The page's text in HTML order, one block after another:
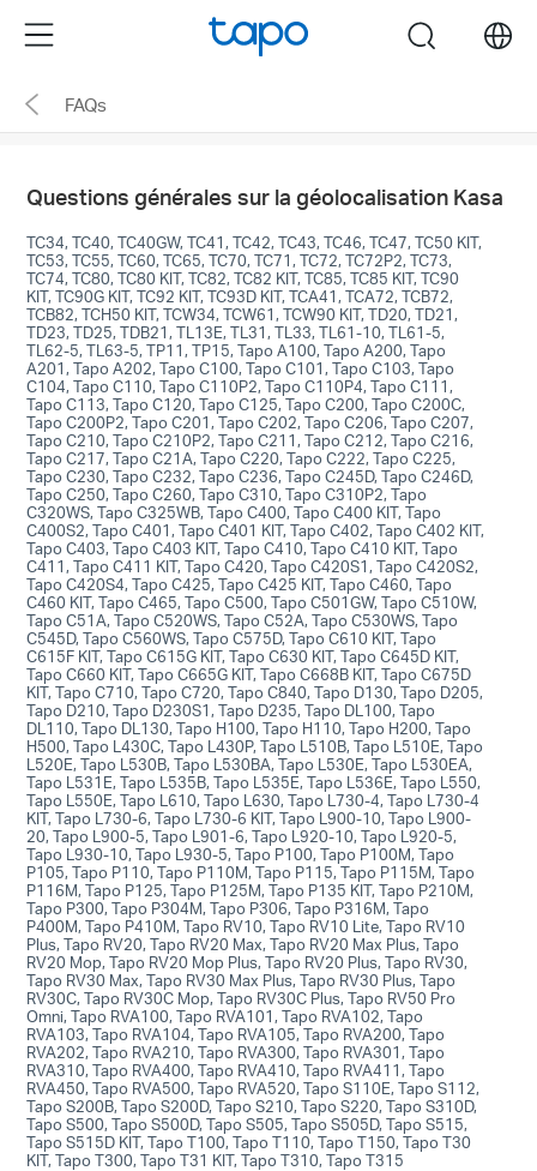
the
navigation
Menu search
FAQs
Questions générales sur la géolocalisation Kasa
TC34, TC40, TC40GW, TC41, TC42, TC43, TC46, TC47, TC50 KIT,
TC53, TC55, TC60, TC65, TC70, TC71, TC72, TC72P2, TC73,
TC74, TC80, TC80 KIT, TC82, TC82 KIT, TC85, TC85 KIT, TC90
KIT, TC90G KIT, TC92 KIT, TC93D KIT, TCA41, TCA72, TCB72,
TCB82, TCH50 KIT, TCW34, TCW61, TCW90 KIT, TD20, TD21,
TD23, TD25, TDB21, TL13E, TL31, TL33, TL61-10, TL61-5,
TL62-5, TL63-5, TP11, TP15, Tapo A100, Tapo A200, Tapo
A201, Tapo A202, Tapo C100, Tapo C101, Tapo C103, Tapo
C104, Tapo C110, Tapo C110P2, Tapo C110P4, Tapo C111,
Tapo C113, Tapo C120, Tapo C125, Tapo C200, Tapo C200C,
Tapo C200P2, Tapo C201, Tapo C202, Tapo C206, Tapo C207,
Tapo C210, Tapo C210P2, Tapo C211, Tapo C212, Tapo C216,
Tapo C217, Tapo C21A, Tapo C220, Tapo C222, Tapo C225,
Tapo C230, Tapo C232, Tapo C236, Tapo C245D, Tapo C246D,
Tapo C250, Tapo C260, Tapo C310, Tapo C310P2, Tapo
C320WS, Tapo C325WB, Tapo C400, Tapo C400 KIT, Tapo
C400S2, Tapo C401, Tapo C401 KIT, Tapo C402, Tapo C402 KIT,
Tapo C403, Tapo C403 KIT, Tapo C410, Tapo C410 KIT, Tapo
C411, Tapo C411 KIT, Tapo C420, Tapo C420S1, Tapo C420S2,
Tapo C420S4, Tapo C425, Tapo C425 KIT, Tapo C460, Tapo
C460 KIT, Tapo C465, Tapo C500, Tapo C501GW, Tapo C510W,
Tapo C51A, Tapo C520WS, Tapo C52A, Tapo C530WS, Tapo
C545D, Tapo C560WS, Tapo C575D, Tapo C610 KIT, Tapo
C615F KIT, Tapo C615G KIT, Tapo C630 KIT, Tapo C645D KIT,
Tapo C660 KIT, Tapo C665G KIT, Tapo C668B KIT, Tapo C675D
KIT, Tapo C710, Tapo C720, Tapo C840, Tapo D130, Tapo D205,
Tapo D210, Tapo D230S1, Tapo D235, Tapo DL100, Tapo
DL110, Tapo DL130, Tapo H100, Tapo H110, Tapo H200, Tapo
H500, Tapo L430C, Tapo L430P, Tapo L510B, Tapo L510E, Tapo
L520E, Tapo L530B, Tapo L530BA, Tapo L530E, Tapo L530EA,
Tapo L531E, Tapo L535B, Tapo L535E, Tapo L536E, Tapo L550,
Tapo L550E, Tapo L610, Tapo L630, Tapo L730-4, Tapo L730-4
KIT, Tapo L730-6, Tapo L730-6 KIT, Tapo L900-10, Tapo L900-
20, Tapo L900-5, Tapo L901-6, Tapo L920-10, Tapo L920-5,
Tapo L930-10, Tapo L930-5, Tapo P100, Tapo P100M, Tapo
P105, Tapo P110, Tapo P110M, Tapo P115, Tapo P115M, Tapo
P116M, Tapo P125, Tapo P125M, Tapo P135 KIT, Tapo P210M,
Tapo P300, Tapo P304M, Tapo P306, Tapo P316M, Tapo
P400M, Tapo P410M, Tapo RV10, Tapo RV10 Lite, Tapo RV10
Plus, Tapo RV20, Tapo RV20 Max, Tapo RV20 Max Plus, Tapo
RV20 Mop, Tapo RV20 Mop Plus, Tapo RV20 Plus, Tapo RV30,
Tapo RV30 Max, Tapo RV30 Max Plus, Tapo RV30 Plus, Tapo
RV30C, Tapo RV30C Mop, Tapo RV30C Plus, Tapo RV50 Pro
Omni, Tapo RVA100, Tapo RVA101, Tapo RVA102, Tapo
RVA103, Tapo RVA104, Tapo RVA105, Tapo RVA200, Tapo
RVA202, Tapo RVA210, Tapo RVA300, Tapo RVA301, Tapo
RVA310, Tapo RVA400, Tapo RVA410, Tapo RVA411, Tapo
RVA450, Tapo RVA500, Tapo RVA520, Tapo S110E, Tapo S112,
Tapo S200B, Tapo S200D, Tapo S210, Tapo S220, Tapo S310D,
Tapo S500, Tapo S500D, Tapo S505, Tapo S505D, Tapo S515,
Tapo S515D KIT, Tapo T100, Tapo T110, Tapo T150, Tapo T30
KIT, Tapo T300, Tapo T31 KIT, Tapo T310, Tapo T315